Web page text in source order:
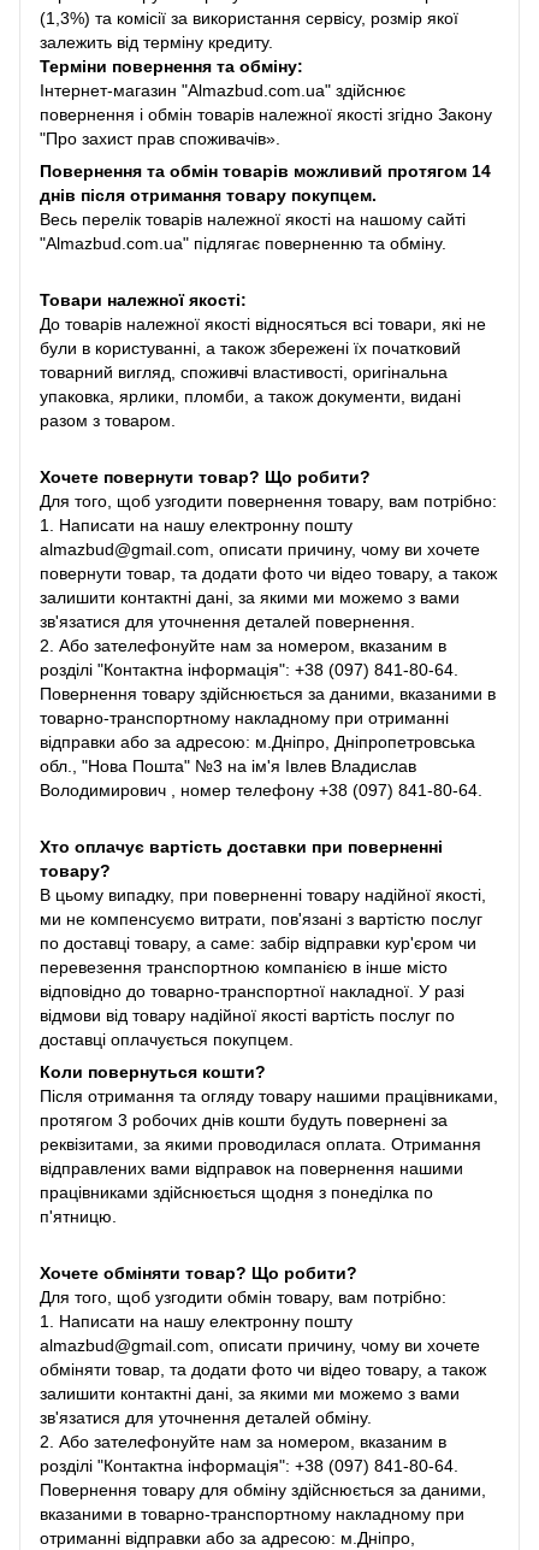
(1,3%) та комісії за використання сервісу, розмір якої
залежить від терміну кредиту.
Терміни повернення та обміну:
Інтернет-магазин "Almazbud.com.ua" здійснює
повернення і обмін товарів належної якості згідно Закону
"Про захист прав споживачів».
Повернення та обмін товарів можливий протягом 14
днів після отримання товару покупцем.
Весь перелік товарів належної якості на нашому сайті
"Almazbud.com.ua" підлягає поверненню та обміну.
Товари належної якості:
До товарів належної якості відносяться всі товари, які не
були в користуванні, а також збережені їх початковий
товарний вигляд, споживчі властивості, оригінальна
упаковка, ярлики, пломби, а також документи, видані
разом з товаром.
Хочете повернути товар? Що робити?
Для того, щоб узгодити повернення товару, вам потрібно:
1. Написати на нашу електронну пошту
almazbud@gmail.com, описати причину, чому ви хочете
повернути товар, та додати фото чи відео товару, а також
залишити контактні дані, за якими ми можемо з вами
зв'язатися для уточнення деталей повернення.
2. Або зателефонуйте нам за номером, вказаним в
розділі "Контактна інформація": +38 (097) 841-80-64.
Повернення товару здійснюється за даними, вказаними в
товарно-транспортному накладному при отриманні
відправки або за адресою: м.Дніпро, Дніпропетровська
обл., "Нова Пошта" №3 на ім'я Івлев Владислав
Володимирович , номер телефону +38 (097) 841-80-64.
Хто оплачує вартість доставки при поверненні
товару?
В цьому випадку, при поверненні товару надійної якості,
ми не компенсуємо витрати, пов'язані з вартістю послуг
по доставці товару, а саме: забір відправки кур'єром чи
перевезення транспортною компанією в інше місто
відповідно до товарно-транспортної накладної. У разі
відмови від товару надійної якості вартість послуг по
доставці оплачується покупцем.
Коли повернуться кошти?
Після отримання та огляду товару нашими працівниками,
протягом 3 робочих днів кошти будуть повернені за
реквізитами, за якими проводилася оплата. Отримання
відправлених вами відправок на повернення нашими
працівниками здійснюється щодня з понеділка по
п'ятницю.
Хочете обміняти товар? Що робити?
Для того, щоб узгодити обмін товару, вам потрібно:
1. Написати на нашу електронну пошту
almazbud@gmail.com, описати причину, чому ви хочете
обміняти товар, та додати фото чи відео товару, а також
залишити контактні дані, за якими ми можемо з вами
зв'язатися для уточнення деталей обміну.
2. Або зателефонуйте нам за номером, вказаним в
розділі "Контактна інформація": +38 (097) 841-80-64.
Повернення товару для обміну здійснюється за даними,
вказаними в товарно-транспортному накладному при
отриманні відправки або за адресою: м.Дніпро,